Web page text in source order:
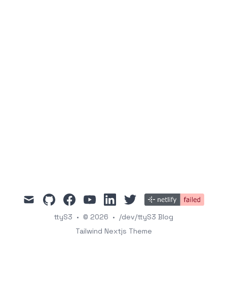
mail githubfacebookyoutubelinkedintwitter
ttyS3 • © 2026 • /dev/ttyS3 Blog
Tailwind Nextjs Theme